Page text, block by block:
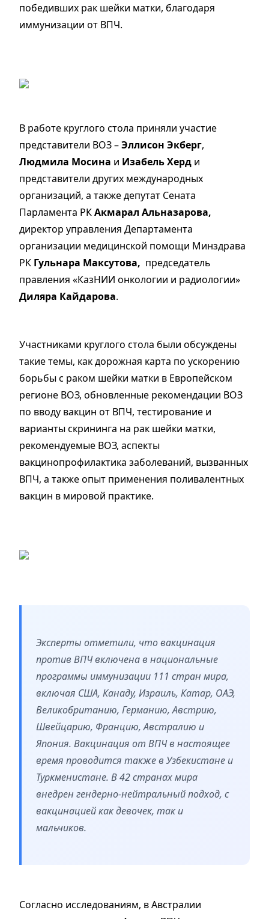
победивших рак шейки матки, благодаря
иммунизации от ВПЧ.
В работе круглого стола приняли участие
представители ВОЗ –Эллисон Экберг,
Людмила Мосина и Изабель Херд и
представители других международных
организаций, а также депутат Сената
Парламента РКАкмарал Альназарова,
директор управления Департамента
организации медицинской помощи Минздрава
РК Гульнара Максутова, председатель
правления «КазНИИ онкологии и радиологии»
Диляра Кайдарова.
Участниками круглого стола были обсуждены
такие темы, как дорожная карта по ускорению
борьбы с раком шейки матки в Европейском
регионе ВОЗ, обновленные рекомендации ВОЗ
по вводу вакцин от ВПЧ, тестирование и
варианты скрининга на рак шейки матки,
рекомендуемые ВОЗ, аспекты
вакцинопрофилактика заболеваний, вызванных
ВПЧ, а также опыт применения поливалентных
вакцин в мировой практике.
Эксперты отметили, что вакцинация
против ВПЧ включена в национальные
программы иммунизации 111 стран мира,
включая США, Канаду, Израиль, Катар, ОАЭ,
Великобританию, Германию, Австрию,
Швейцарию, Францию, Австралию и
Япония. Вакцинация от ВПЧ в настоящее
время проводится также в Узбекистане и
Туркменистане. В 42 странах мира
внедрен гендерно-нейтральный подход, с
вакцинацией как девочек, так и
мальчиков.
Согласно исследованиям, в Австралии